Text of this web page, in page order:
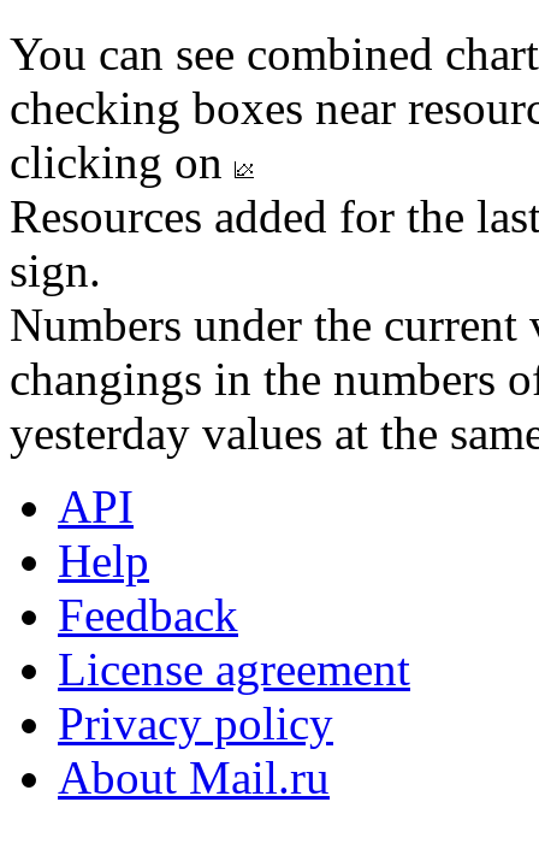
You can see combined
checking boxes near
clicking on
Resources added for the
sign.
Numbers under the
changings in the numbers
yesterday values at the
API
Help
Feedback
License agreement
Privacy policy
About Mail.ru